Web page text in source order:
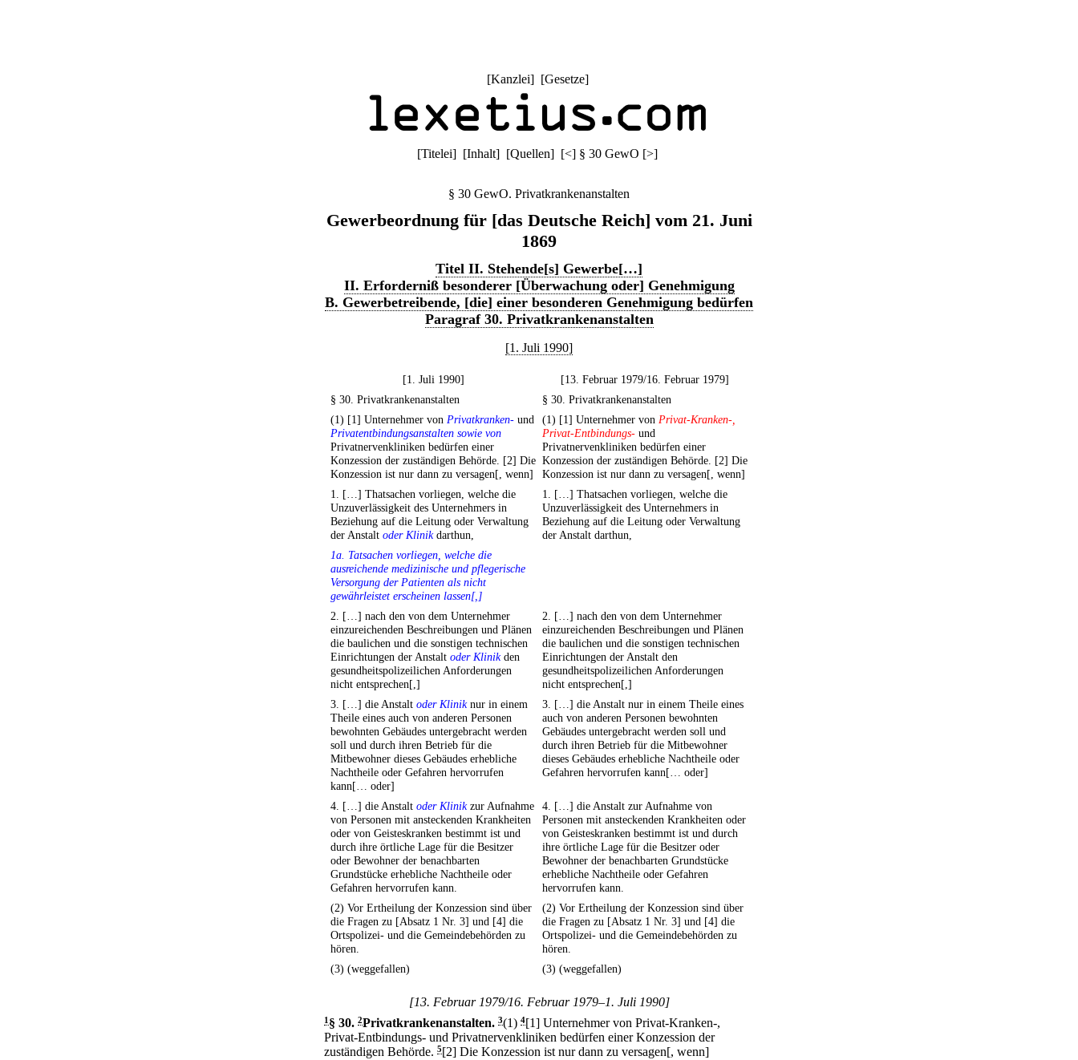
[Kanzlei] [Gesetze]
[Titelei] [Inhalt] [Quellen] [<] § 30 GewO [>]
§ 30 GewO. Privatkrankenanstalten
Gewerbeordnung für [das Deutsche Reich] vom 21. Juni
1869
Titel II. Stehende[s] Gewerbe[…]
II. Erforderniß besonderer [Überwachung oder] Genehmigung
B. Gewerbetreibende, [die] einer besonderen Genehmigung bedürfen
Paragraf 30. Privatkrankenanstalten
[1. Juli 1990]
[1. Juli 1990]
[13. Februar 1979/16. Februar 1979]
§ 30. Privatkrankenanstalten
§ 30. Privatkrankenanstalten
(1) [1] Unternehmer von Privatkranken- und
Privatentbindungsanstalten sowie von
Privatnervenkliniken bedürfen einer
Konzession der zuständigen Behörde. [2] Die
Konzession ist nur dann zu versagen[, wenn]
(1) [1] Unternehmer von Privat-Kranken-,
Privat-Entbindungs- und
Privatnervenkliniken bedürfen einer
Konzession der zuständigen Behörde. [2] Die
Konzession ist nur dann zu versagen[, wenn]
1. […] Thatsachen vorliegen, welche die
Unzuverlässigkeit des Unternehmers in
Beziehung auf die Leitung oder Verwaltung
der Anstalt oder Klinikdarthun,
1. […] Thatsachen vorliegen, welche die
Unzuverlässigkeit des Unternehmers in
Beziehung auf die Leitung oder Verwaltung
der Anstalt darthun,
1a. Tatsachen vorliegen, welche die
ausreichende medizinische und pflegerische
Versorgung der Patienten als nicht
gewährleistet erscheinen lassen[,]
2. […] nach den von dem Unternehmer
einzureichenden Beschreibungen und Plänen
die baulichen und die sonstigen technischen
Einrichtungen der Anstalt oder Klinikden
gesundheitspolizeilichen Anforderungen
nicht entsprechen[,]
2. […] nach den von dem Unternehmer
einzureichenden Beschreibungen und Plänen
die baulichen und die sonstigen technischen
Einrichtungen der Anstalt den
gesundheitspolizeilichen Anforderungen
nicht entsprechen[,]
3. […] die Anstalt oder Kliniknur in einem
Theile eines auch von anderen Personen
bewohnten Gebäudes untergebracht werden
soll und durch ihren Betrieb für die
Mitbewohner dieses Gebäudes erhebliche
Nachtheile oder Gefahren hervorrufen
kann[… oder]
3. […] die Anstalt nur in einem Theile eines
auch von anderen Personen bewohnten
Gebäudes untergebracht werden soll und
durch ihren Betrieb für die Mitbewohner
dieses Gebäudes erhebliche Nachtheile oder
Gefahren hervorrufen kann[… oder]
4. […] die Anstalt oder Klinikzur Aufnahme
von Personen mit ansteckenden Krankheiten
oder von Geisteskranken bestimmt ist und
durch ihre örtliche Lage für die Besitzer
oder Bewohner der benachbarten
Grundstücke erhebliche Nachtheile oder
Gefahren hervorrufen kann.
4. […] die Anstalt zur Aufnahme von
Personen mit ansteckenden Krankheiten oder
von Geisteskranken bestimmt ist und durch
ihre örtliche Lage für die Besitzer oder
Bewohner der benachbarten Grundstücke
erhebliche Nachtheile oder Gefahren
hervorrufen kann.
(2) Vor Ertheilung der Konzession sind über
die Fragen zu [Absatz 1 Nr. 3] und [4] die
Ortspolizei- und die Gemeindebehörden zu
hören.
(2) Vor Ertheilung der Konzession sind über
die Fragen zu [Absatz 1 Nr. 3] und [4] die
Ortspolizei- und die Gemeindebehörden zu
hören.
(3) (weggefallen)
(3) (weggefallen)
[13. Februar 1979/16. Februar 1979–1. Juli 1990]
1§ 30. 2Privatkrankenanstalten. 3(1) 4[1] Unternehmer von Privat-Kranken-,
Privat-Entbindungs- und Privatnervenkliniken bedürfen einer Konzession der
zuständigen Behörde. 5[2] Die Konzession ist nur dann zu versagen[, wenn]